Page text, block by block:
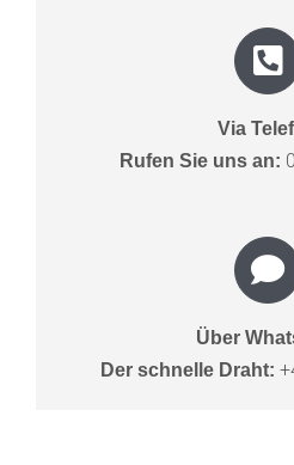
Via
Rufen Sie uns an:
Über
Der schnelle Draht: